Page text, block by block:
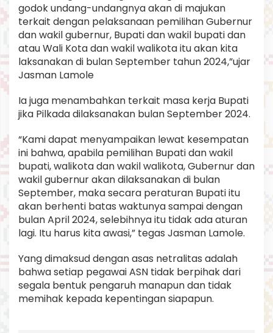
godok undang-undangnya akan di majukan
terkait dengan pelaksanaan pemilihan Gubernur
dan wakil gubernur, Bupati dan wakil bupati dan
atau Wali Kota dan wakil walikota itu akan kita
laksanakan di bulan September tahun 2024,”ujar
Jasman Lamole
Ia juga menambahkan terkait masa kerja Bupati
jika Pilkada dilaksanakan bulan September 2024.
“Kami dapat menyampaikan lewat kesempatan
ini bahwa, apabila pemilihan Bupati dan wakil
bupati, walikota dan wakil walikota, Gubernur dan
wakil gubernur akan dilaksanakan di bulan
September, maka secara peraturan Bupati itu
akan berhenti batas waktunya sampai dengan
bulan April 2024, selebihnya itu tidak ada aturan
lagi. Itu harus kita awasi,” tegas Jasman Lamole.
Yang dimaksud dengan asas netralitas adalah
bahwa setiap pegawai ASN tidak berpihak dari
segala bentuk pengaruh manapun dan tidak
memihak kepada kepentingan siapapun.